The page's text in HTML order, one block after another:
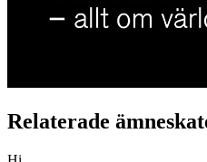
Relaterade